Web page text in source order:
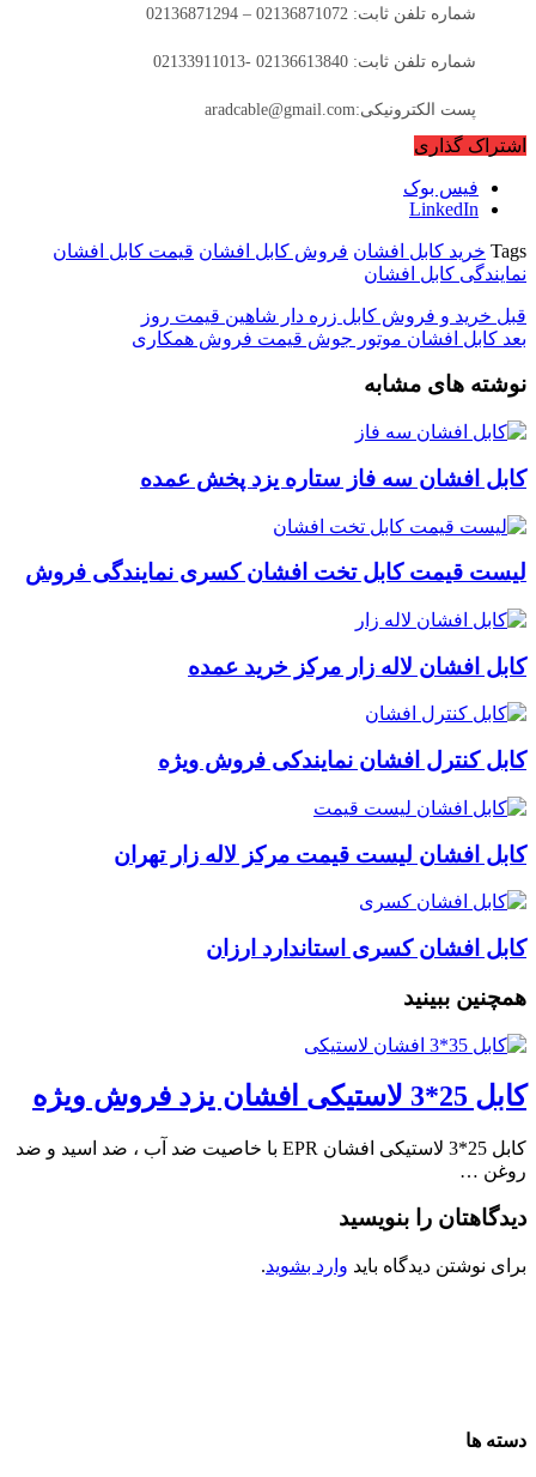
شماره تلفن ثابت: 02136871072 – 02136871294
شماره تلفن ثابت: 02136613840 -02133911013
پست الکترونیکی:aradcable@gmail.com
اشتراک گذاری
فیس بوک
LinkedIn
Tags خرید کابل افشان فروش کابل افشان قیمت کابل افشان
نمایندگی کابل افشان
قبل خرید و فروش کابل زره دار شاهین قیمت روز
بعد کابل افشان موتور جوش قیمت فروش همکاری
نوشته های مشابه
کابل افشان سه فاز ستاره یزد پخش عمده
لیست قیمت کابل تخت افشان کسری نمایندگی فروش
کابل افشان لاله زار مرکز خرید عمده
کابل کنترل افشان نمایندکی فروش ویژه
کابل افشان لیست قیمت مرکز لاله زار تهران
کابل افشان کسری استاندارد ارزان
همچنین ببینید
کابل 25*3 لاستیکی افشان یزد فروش ویژه
کابل 25*3 لاستیکی افشان EPR با خاصیت ضد آب ، ضد اسید و ضد
روغن …
دیدگاهتان را بنویسید
برای نوشتن دیدگاه باید وارد بشوید.
دسته ها